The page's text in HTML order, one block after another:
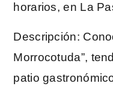
horarios, en La
Descripción:
Morrocotuda”,
patio